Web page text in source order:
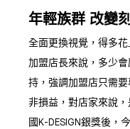
年輕族群 改變
全面更換視覺，得多
加盟店長來說，多少
持，強調加盟店只需
非損益，對店家來說
國K-DESIGN銀獎後，